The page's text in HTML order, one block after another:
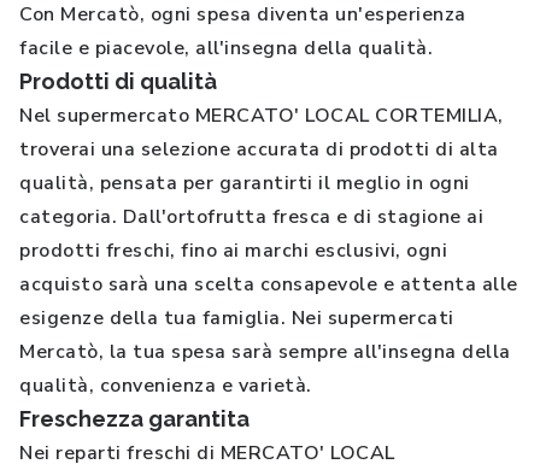
Con Mercatò, ogni spesa diventa un'esperienza
facile e piacevole, all'insegna della qualità.
Prodotti di qualità
Nel supermercato MERCATO' LOCAL CORTEMILIA,
troverai una selezione accurata di prodotti di alta
qualità, pensata per garantirti il meglio in ogni
categoria. Dall'ortofrutta fresca e di stagione ai
prodotti freschi, fino ai marchi esclusivi, ogni
acquisto sarà una scelta consapevole e attenta alle
esigenze della tua famiglia. Nei supermercati
Mercatò, la tua spesa sarà sempre all'insegna della
qualità, convenienza e varietà.
Freschezza garantita
Nei reparti freschi di MERCATO' LOCAL